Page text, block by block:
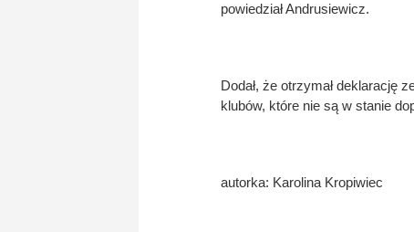
powiedział Andrusiewicz.
Dodał, że otrzymał deklarację
klubów, które nie są w stanie
autorka: Karolina Kropiwiec